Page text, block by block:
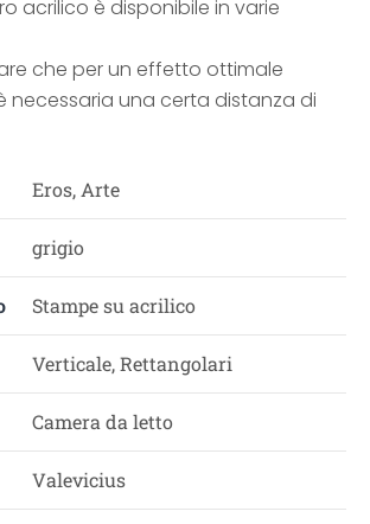
acrilico è disponibile in varie
che per un effetto ottimale
necessaria una certa distanza di
Eros, Arte
grigio
Stampe su acrilico
Verticale, Rettangolari
Camera da letto
Valevicius